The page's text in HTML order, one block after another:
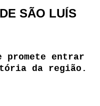
SÃO LUÍS
entrar
da região.